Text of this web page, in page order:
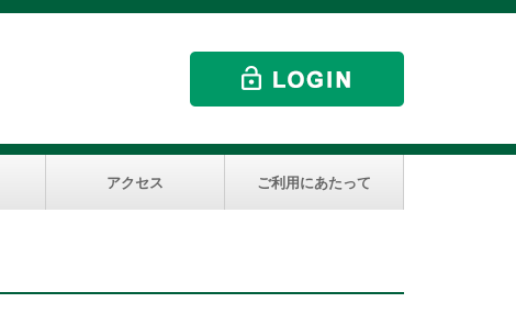
アクセス ご利用にあたって